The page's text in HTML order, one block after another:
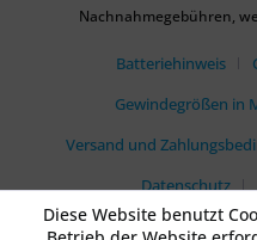
Nachnahmegebühren,
Batteriehinweis
Gewindegrößen in
Versand und
Datenschutz
Diese Website benutzt